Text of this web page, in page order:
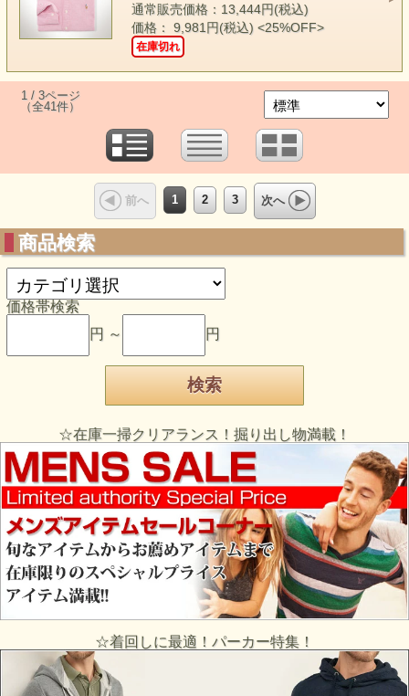
通常販売価格：13,444円(税込)
価格： 9,981円(税込) <25%OFF>
在庫切れ
1 / 3ページ
（全41件）
前へ 1 2 3 次へ
商品検索
価格帯検索
円 ～
円
☆在庫一掃クリアランス！掘り出し物満載！
☆着回しに最適！パーカー特集！